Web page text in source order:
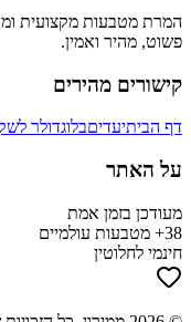
המרת מטבעות מקצועית
פשוט, מהיר ואמין.
קישורים מהירים
דף הביתיעדיםבלוגדולר
על האתר
מעודכן בזמן אמת
38+ מטבעות עולמיים
חינמי לחלוטין